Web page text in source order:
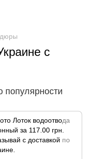
с
популярности